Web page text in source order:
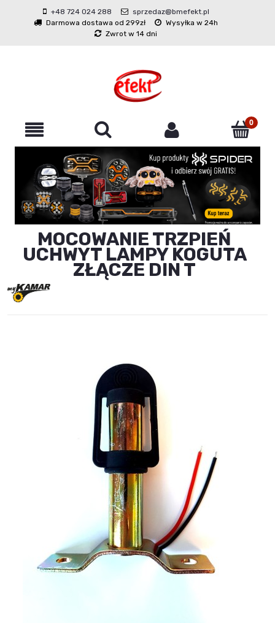
+48 724 024 288
sprzedaz@bmefekt.pl
Darmowa dostawa od 299zł
Wysyłka w 24h
Zwrot w 14 dni
MOCOWANIE TRZPIEŃ
UCHWYT LAMPY KOGUTA
ZŁĄCZE DIN T